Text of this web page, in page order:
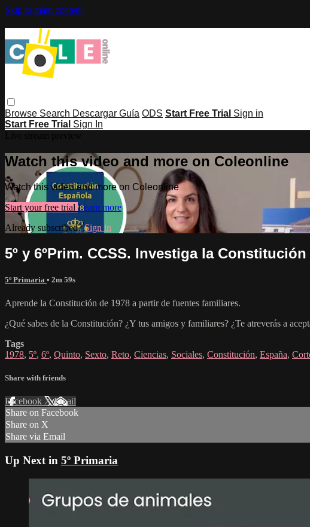
Skip to main content
Browse Search Descargar Guía ODS Start Free Trial Sign in
Start Free Trial Sign In
Watch this video and more on Coleonline
Watch this video and more on Coleonline
Start your free trial Learn more
Already subscribed?Sign in
5º y 6ºPrim. CCSS. Investiga la
5º Primaria • 2m 59s
Aprende la Constitución de 1978 a partir de fuentes familiares.
¿Qué sabes de la Constitución? ¿Y tus amigos y familiares? ¿Te atreverás a
Tags
1978, 5º, 6º, Quinto, Sexto, Reto, Ciencias, Sociales, Constitución, España,
Share with friends
Facebook XEmail
Share on Facebook
Share on X
Share via Email
Up Next in 5º Primaria